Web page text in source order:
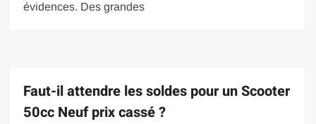
évidences. Des grandes
Faut-il attendre les soldes pour un Scooter
50cc Neuf prix cassé ?